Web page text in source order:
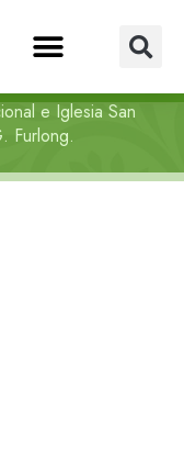
e Iglesia San
Furlong.